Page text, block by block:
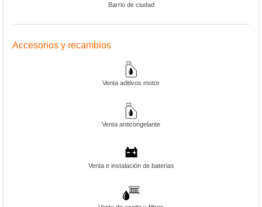
Barrio de ciudad
Accesorios y recambios
Venta aditivos motor
Venta anticongelante
Venta e instalación de baterias